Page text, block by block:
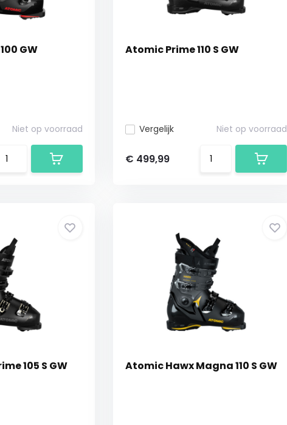
GW
Niet op voorraad
Atomic Prime 110 S GW
Vergelijk Niet op voorraad
€ 499,99
105 S GW Atomic Hawx Magna 110 S GW